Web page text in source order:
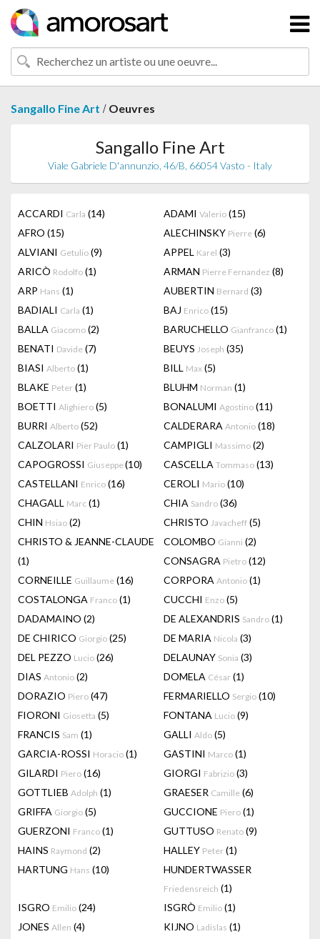
Sangallo Fine Art / Oeuvres
Sangallo Fine Art
Viale Gabriele D'annunzio, 46/B, 66054 Vasto - Italy
ACCARDI Carla (14) ADAMI Valerio (15)
AFRO (15) ALECHINSKY Pierre (6)
ALVIANI Getulio (9) APPEL Karel (3)
ARICÒ Rodolfo (1) ARMAN Pierre Fernandez (8)
ARP Hans (1) AUBERTIN Bernard (3)
BADIALI Carla (1) BAJ Enrico (15)
BALLA Giacomo (2) BARUCHELLO Gianfranco (1)
BENATI Davide (7) BEUYS Joseph (35)
BIASI Alberto (1) BILL Max (5)
BLAKE Peter (1) BLUHM Norman (1)
BOETTI Alighiero (5) BONALUMI Agostino (11)
BURRI Alberto (52) CALDERARA Antonio (18)
CALZOLARI Pier Paulo (1) CAMPIGLI Massimo (2)
CAPOGROSSI Giuseppe(10) CASCELLA Tommaso (13)
CASTELLANI Enrico (16) CEROLI Mario (10)
CHAGALL Marc (1) CHIA Sandro (36)
CHIN Hsiao (2) CHRISTO Javacheff (5)
CHRISTO & JEANNE-CLAUDE
(1)
COLOMBO Gianni (2)
CONSAGRA Pietro (12)
CORNEILLE Guillaume (16) CORPORA Antonio (1)
COSTALONGA Franco (1) CUCCHI Enzo (5)
DADAMAINO (2) DE ALEXANDRIS Sandro (1)
DE CHIRICO Giorgio (25) DE MARIA Nicola (3)
DEL PEZZO Lucio (26) DELAUNAY Sonia (3)
DIAS Antonio (2) DOMELA César (1)
DORAZIO Piero (47) FERMARIELLO Sergio (10)
FIORONI Giosetta (5) FONTANA Lucio (9)
FRANCIS Sam (1) GALLI Aldo (5)
GARCIA-ROSSI Horacio (1) GASTINI Marco (1)
GILARDI Piero (16) GIORGI Fabrizio (3)
GOTTLIEB Adolph (1) GRAESER Camille (6)
GRIFFA Giorgio (5) GUCCIONE Piero (1)
GUERZONI Franco (1) GUTTUSO Renato (9)
HAINS Raymond (2) HALLEY Peter (1)
HARTUNG Hans (10) HUNDERTWASSER
Friedensreich (1)
ISGRO Emilio (24) ISGRÒ Emilio (1)
JONES Allen (4) KIJNO Ladislas (1)